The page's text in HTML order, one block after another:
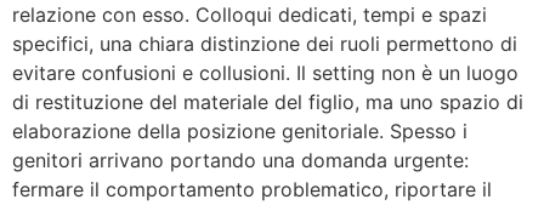
relazione con esso. Colloqui dedicati, tempi e spazi
specifici, una chiara distinzione dei ruoli permettono di
evitare confusioni e collusioni. Il setting non è un luogo
di restituzione del materiale del figlio, ma uno spazio di
elaborazione della posizione genitoriale. Spesso i
genitori arrivano portando una domanda urgente:
fermare il comportamento problematico, riportare il